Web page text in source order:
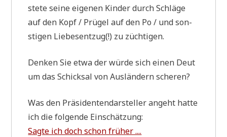
ste­te sei­ne eige­nen Kin­der durch Schlä­ge
auf den Kopf / Prü­gel auf den Po / und son­
sti­gen Lie­bes­ent­zug(!) zu züchtigen.
Den­ken Sie etwa der wür­de sich einen Deut
um das Schick­sal von Aus­län­dern scheren?
Was den Prä­si­den­ten­dar­stel­ler angeht hat­te
ich die fol­gen­de Einschätzung:
Sag­te ich doch schon früher ....